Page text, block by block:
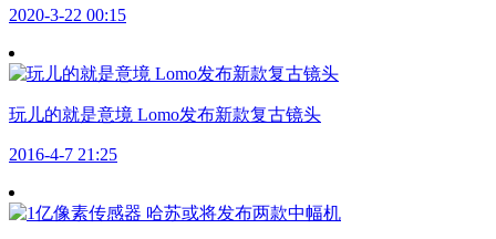
2020-3-22 00:15
玩儿的就是意境 Lomo发布新款复古镜头
2016-4-7 21:25